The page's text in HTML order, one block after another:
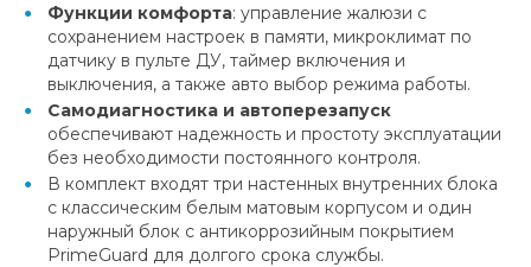
Функции комфорта: управление жалюзи с
сохранением настроек в памяти, микроклимат по
датчику в пульте ДУ, таймер включения и
выключения, а также авто выбор режима работы.
Самодиагностика и автоперезапуск
обеспечивают надежность и простоту эксплуатации
без необходимости постоянного контроля.
В комплект входят три настенных внутренних блока
с классическим белым матовым корпусом и один
наружный блок с антикоррозийным покрытием
PrimeGuard для долгого срока службы.